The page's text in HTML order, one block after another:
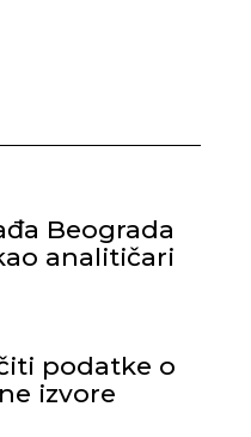
Beograda
analitičari
podatke o
izvore